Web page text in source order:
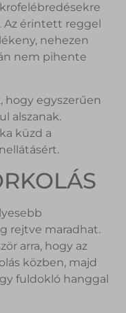
Az érintett reggel
nehezen
nem pihente
hogy egyszerűen
alszanak.
küzd a
rejtve maradhat.
arra, hogy az
közben, majd
fuldokló hanggal